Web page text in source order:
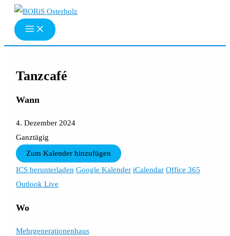
Zum
Inhalt
springen
Tanzcafé
Wann
4. Dezember 2024
Ganztägig
Zum Kalender hinzufügen
ICS herunterladen Google Kalender iCalendar Office 365
Outlook Live
Wo
Mehrgenerationenhaus